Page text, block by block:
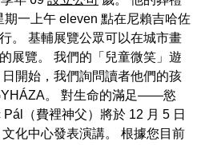
期一上午 eleven 點在尼賴吉哈佐
。 基輔展覽公眾可以在城市畫
展覽。 我們的「兒童微笑」遊
開始，我們詢問讀者他們的孩
。 對生命的滿足——慾
（費裡神父）將於 12 月 5 日
化中心發表演講。 根據您目前